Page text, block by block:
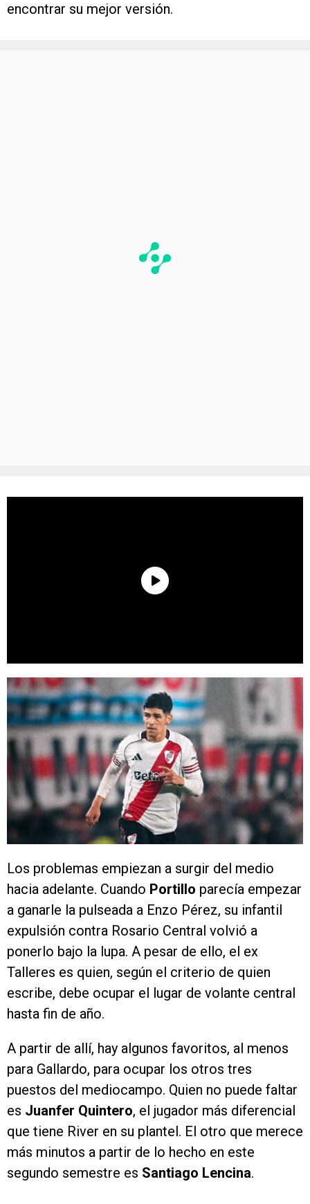
encontrar su mejor versión.
Los problemas empiezan a surgir del medio
hacia adelante. Cuando Portillo parecía empezar
a ganarle la pulseada a Enzo Pérez, su infantil
expulsión contra Rosario Central volvió a
ponerlo bajo la lupa. A pesar de ello, el ex
Talleres es quien, según el criterio de quien
escribe, debe ocupar el lugar de volante central
hasta fin de año.
A partir de allí, hay algunos favoritos, al menos
para Gallardo, para ocupar los otros tres
puestos del mediocampo. Quien no puede faltar
es Juanfer Quintero, el jugador más diferencial
que tiene River en su plantel. El otro que merece
más minutos a partir de lo hecho en este
segundo semestre es Santiago Lencina.